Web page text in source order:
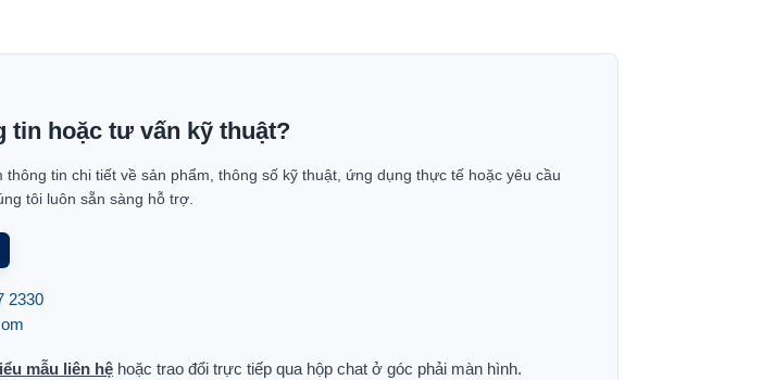
tin hoặc tư vấn kỹ thuật?
thông tin chi tiết về sản phẩm, thông số kỹ thuật, ứng dụng thực tế hoặc yêu cầu
tôi luôn sẵn sàng hỗ trợ.
2330
mẫu liên hệ hoặc trao đổi trực tiếp qua hộp chat ở góc phải màn hình.